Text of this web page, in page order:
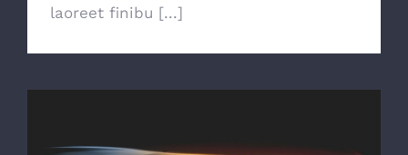
laoreet finibu [...]